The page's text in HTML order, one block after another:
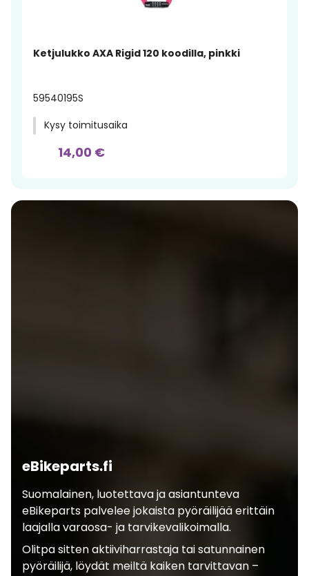
Ketjulukko AXA Rigid 120 koodilla, pinkki
59540195S
Kysy toimitusaika
14,00 €
eBikeparts.fi
Suomalainen, luotettava ja asiantunteva
eBikeparts palvelee jokaista pyöräilijää erittäin
laajalla varaosa- ja tarvikevalikoimalla.
Olitpa sitten aktiiviharrastaja tai satunnainen
pyöräilijä, löydät meiltä kaiken tarvittavan –